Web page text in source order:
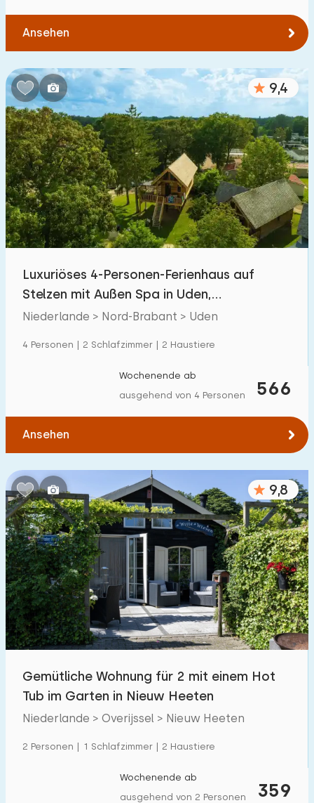
Ansehen
9,4
Luxuriöses 4-Personen-Ferienhaus auf
Stelzen mit Außen Spa in Uden,
Nordbrabant
Niederlande > Nord-Brabant > Uden
4 Personen | 2 Schlafzimmer | 2 Haustiere
566
Wochenende ab
ausgehend von 4 Personen
Ansehen
9,8
Gemütliche Wohnung für 2 mit einem Hot
Tub im Garten in Nieuw Heeten
Niederlande > Overijssel > Nieuw Heeten
2 Personen | 1 Schlafzimmer | 2 Haustiere
359
Wochenende ab
ausgehend von 2 Personen